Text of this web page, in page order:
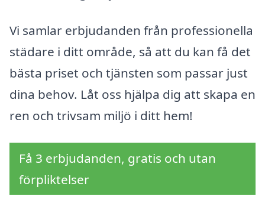
Vi samlar erbjudanden från professionella
städare i ditt område, så att du kan få det
bästa priset och tjänsten som passar just
dina behov. Låt oss hjälpa dig att skapa en
ren och trivsam miljö i ditt hem!
Få 3 erbjudanden, gratis och utan
förpliktelser